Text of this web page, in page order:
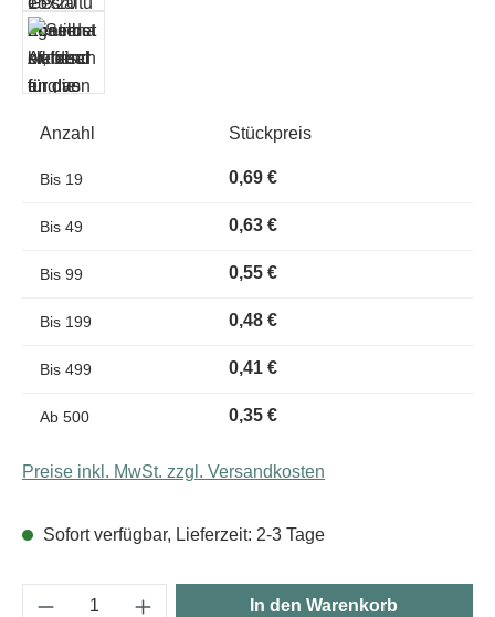
Anzahl Stückpreis
Bis 19 0,69 €
Bis 49 0,63 €
Bis 99 0,55 €
Bis 199 0,48 €
Bis 499 0,41 €
Ab 500 0,35 €
Preise inkl. MwSt. zzgl. Versandkosten
Sofort verfügbar, Lieferzeit: 2-3 Tage
Produkt Anzahl: Gib den gewünschten
In den Warenkorb